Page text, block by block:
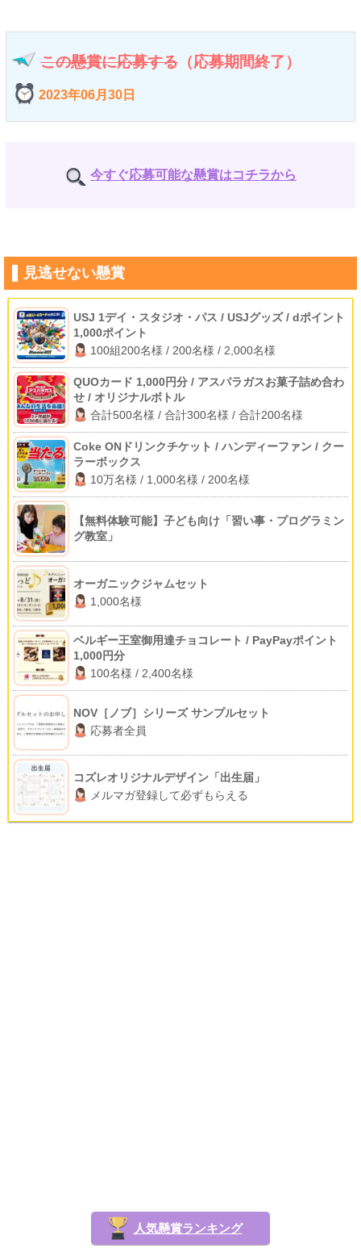
この懸賞に応募する （応募期間終了）
2023年06月30日
今すぐ応募可能な懸賞はコチラから
見逃せない懸賞
USJ 1デイ・スタジオ・パス / USJグッズ / dポイント
1,000ポイント
100組200名様 / 200名様 / 2,000名様
QUOカード 1,000円分 / アスパラガスお菓子詰め合わ
せ / オリジナルボトル
合計500名様 / 合計300名様 / 合計200名様
Coke ONドリンクチケット / ハンディーファン / クー
ラーボックス
10万名様 / 1,000名様 / 200名様
【無料体験可能】子ども向け「習い事・プログラミン
グ教室」
オーガニックジャムセット
1,000名様
ベルギー王室御用達チョコレート / PayPayポイント
1,000円分
100名様 / 2,400名様
NOV［ノブ］シリーズ サンプルセット
応募者全員
コズレオリジナルデザイン「出生届」
メルマガ登録して必ずもらえる
人気懸賞ランキング